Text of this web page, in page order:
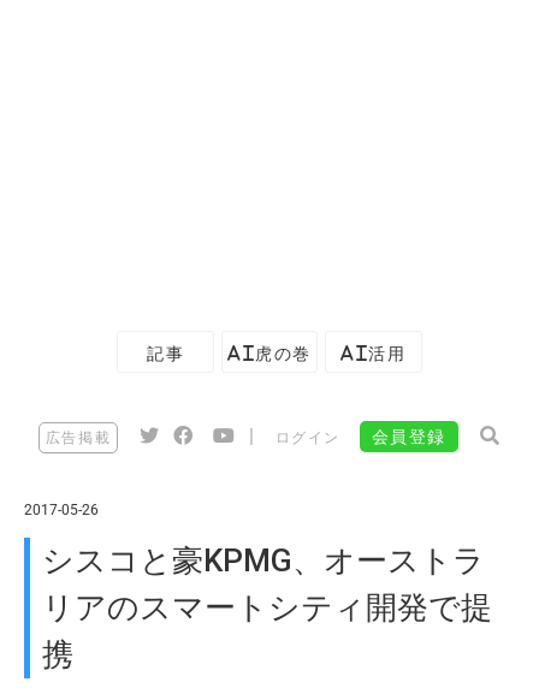
記事 AI虎の巻 AI活用
広告掲載 ログイン 会員登録
2017-05-26
シスコと豪KPMG、オーストラ
リアのスマートシティ開発で提
携